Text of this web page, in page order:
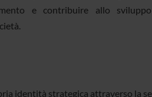
e contribuire allo
identità strategica attraverso la